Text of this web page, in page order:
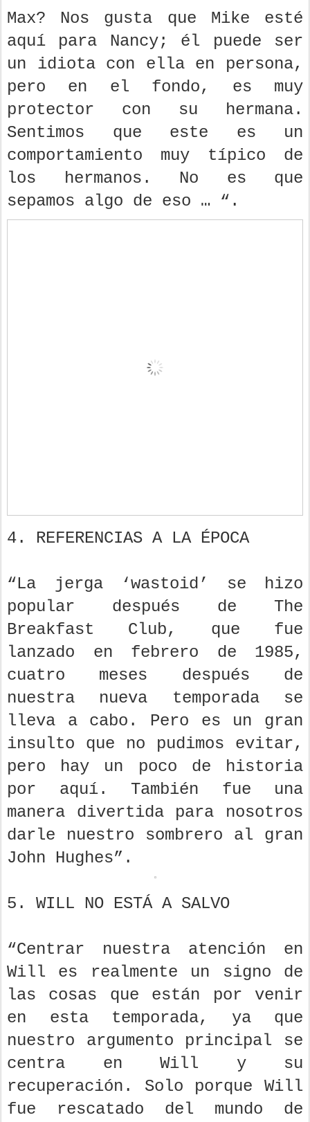
Max? Nos gusta que Mike esté
aquí para Nancy; él puede ser
un idiota con ella en persona,
pero en el fondo, es muy
protector con su hermana.
Sentimos que este es un
comportamiento muy típico de
los hermanos. No es que
sepamos algo de eso … “.
4. REFERENCIAS A LA ÉPOCA
“La jerga ‘wastoid’ se hizo
popular después de The
Breakfast Club, que fue
lanzado en febrero de 1985,
cuatro meses después de
nuestra nueva temporada se
lleva a cabo. Pero es un gran
insulto que no pudimos evitar,
pero hay un poco de historia
por aquí. También fue una
manera divertida para nosotros
darle nuestro sombrero al gran
John Hughes”.
5. WILL NO ESTÁ A SALVO
“Centrar nuestra atención en
Will es realmente un signo de
las cosas que están por venir
en esta temporada, ya que
nuestro argumento principal se
centra en Will y su
recuperación. Solo porque Will
fue rescatado del mundo de